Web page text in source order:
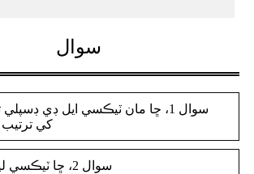
سوال
سوال 1، ڇا مان ٽيڪسي ايل ڊي
کي
سوال 2، ڇا ٽيڪسي ليڊ ڊائروڪ آهن؟